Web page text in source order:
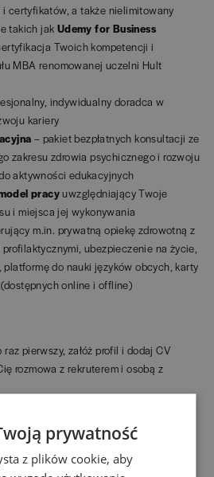
certyfikatów, a także nielimitowany
takich jak Udemy for Business
Twoich kompetencji i
MBA renomowanej uczelni Hult
indywidualny doradca w
kariery
– pakiet bezpłatnych konsultacji ze
zakresu zdrowia psychicznego i rozwoju
aktywności edukacyjnych
pracyuwzględniający Twoje
i miejsca jej wykonywania
m.in. prywatną opiekę zdrowotną z
ubezpieczenie na życie,
platformę do nauki języków obcych, karty
online i offline)
pierwszy, załóż profil i dodaj CV
rozmowa z rekruterem i osobą z
prywatność
z plików cookie, aby